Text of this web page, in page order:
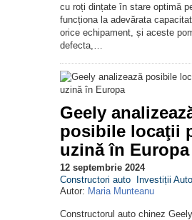
cu roți dințate în stare optimă
funcționa la adevărata
orice echipament, și aceste
defecta,…
Geely
posibile locaţii
uzină în Europa
12 septembrie 2024
Constructori auto
Investiții Auto
Autor: Maria Munteanu
Constructorul auto chinez